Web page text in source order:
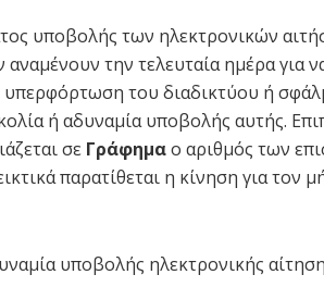
υποβολής των ηλεκτρονικών
την τελευταία ημέρα για
υπερφόρτωση του διαδικτύου ή
ή αδυναμία υποβολής αυτής.
σε Γράφημαο αριθμός των
παρατίθεται η κίνηση για τον
υποβολής ηλεκτρονικής